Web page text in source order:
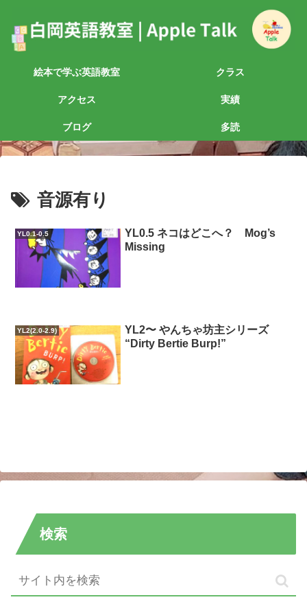
絵本で学ぶ英語教室 クラス
アクセス 実績
ブログ 多読
音源有り
YL0.1-0.5
YL0.5 ネコはどこへ？ Mog’s
Missing
YL2(2.0-2.9)
YL2〜 やんちゃ坊主シリーズ
“Dirty Bertie Burp!”
検索